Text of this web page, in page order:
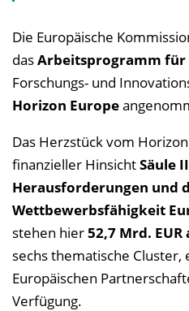
Die Europäische
dasArbeitsprogramm für
Forschungs- und
Horizon Europe
Das Herzstück vom
finanzieller HinsichtSäule
Herausforderungen und
Wettbewerbsfähigkeit
stehen hier52,7 Mrd.
sechs thematische Cluster,
Europäischen
Verfügung.